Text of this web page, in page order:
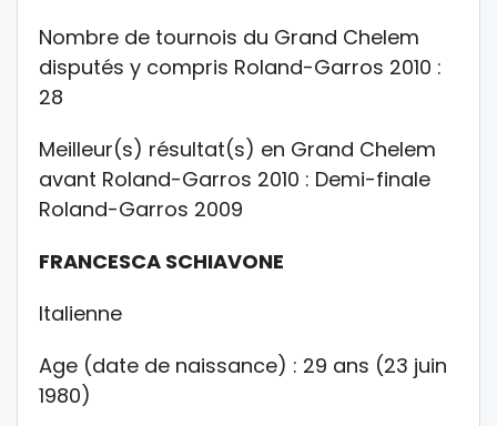
Nombre de tournois du Grand Chelem
disputés y compris Roland-Garros 2010 :
28
Meilleur(s) résultat(s) en Grand Chelem
avant Roland-Garros 2010 : Demi-finale
Roland-Garros 2009
FRANCESCA SCHIAVONE
Italienne
Age (date de naissance) : 29 ans (23 juin
1980)